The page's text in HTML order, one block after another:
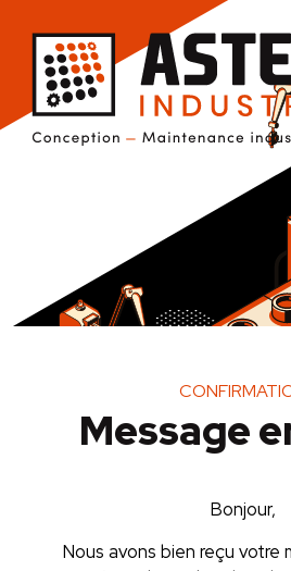
Message
Bonjour,
Nous avons bien reçu votre